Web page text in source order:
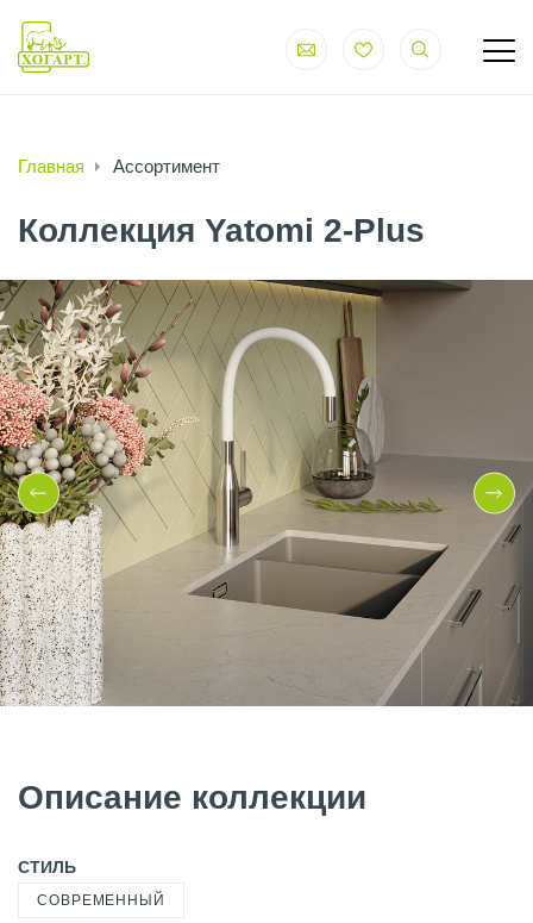
Главная Ассортимент
Коллекция Yatomi 2-Plus
Описание коллекции
СТИЛЬ
СОВРЕМЕННЫЙ